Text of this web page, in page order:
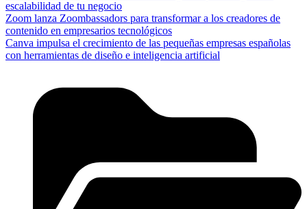
escalabilidad de tu negocio
Zoom lanza Zoombassadors para transformar a los creadores de
contenido en empresarios tecnológicos
Canva impulsa el crecimiento de las pequeñas empresas españolas
con herramientas de diseño e inteligencia artificial